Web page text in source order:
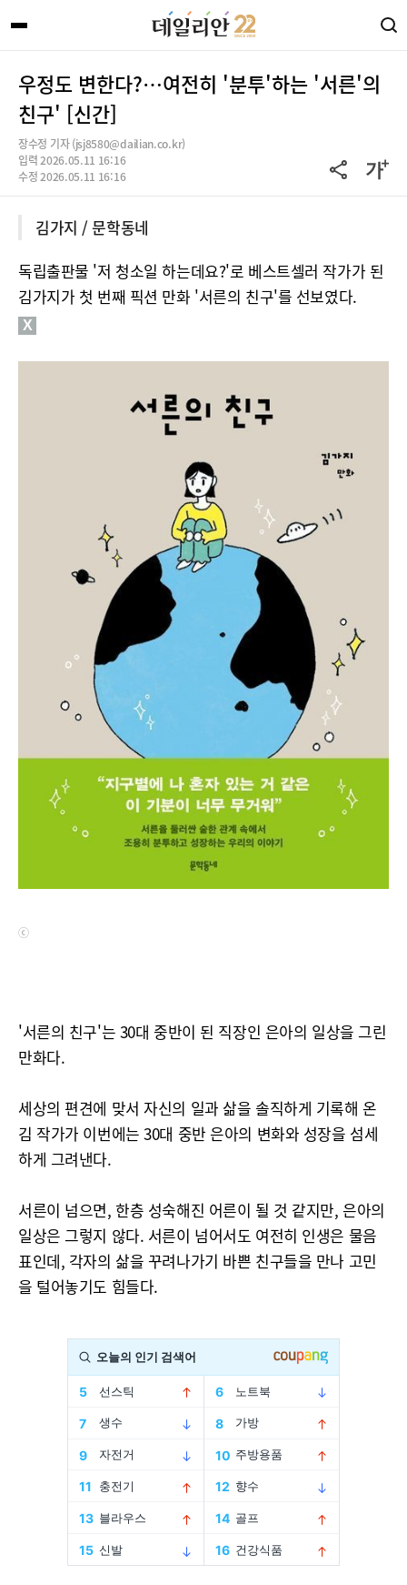
우정도 변한다?…여전히 '분투'하는 '서른'의
친구' [신간]
장수정 기자 (jsj8580@dailian.co.kr)
입력 2026.05.11 16:16
수정 2026.05.11 16:16
김가지 / 문학동네
독립출판물 '저 청소일 하는데요?'로 베스트셀러 작가가 된
김가지가 첫 번째 픽션 만화 '서른의 친구'를 선보였다.
ⓒ
'서른의 친구'는 30대 중반이 된 직장인 은아의 일상을 그린
만화다.
세상의 편견에 맞서 자신의 일과 삶을 솔직하게 기록해 온
김 작가가 이번에는 30대 중반 은아의 변화와 성장을 섬세
하게 그려낸다.
서른이 넘으면, 한층 성숙해진 어른이 될 것 같지만, 은아의
일상은 그렇지 않다. 서른이 넘어서도 여전히 인생은 물음
표인데, 각자의 삶을 꾸려나가기 바쁜 친구들을 만나 고민
을 털어놓기도 힘들다.
X